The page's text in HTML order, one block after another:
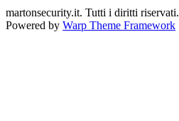
martonsecurity.it. Tutti i diritti riservati.
Powered by Warp Theme Framework